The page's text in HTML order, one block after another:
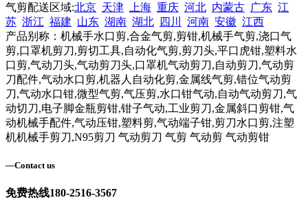
气剪配送区域:北京 天津 上海 重庆 河北 内蒙古 广东 江
苏 浙江 福建 山东 湖南 湖北 四川 河南 安徽 江西
产品别称：机械手水口剪,合金气剪,剪钳,机械手气剪,浇口气
剪,口罩机剪刀,剪切工具,自动化气剪,剪刀头,平口虎钳,塑料水
口剪,气动刀头,气动剪刀头,口罩机气动剪刀,自动剪刀,气动剪
刀配件,气动水口剪,机器人自动化剪,金属线气剪,错位气动剪
刀,气动水口钳,微型气剪,气压剪,水口钳气动,自动气动剪刀,气
动切刀,电子脚金瓶剪钳,钳子气动,工业剪刀,金属斜口剪钳,气
动机械手配件,气动压钳,塑料剪,气动端子钳,剪刀水口剪,注塑
机机械手剪刀,N95剪刀 气动剪刀 气剪 气动剪 气动剪钳
—Contact us
免费热线180-2516-3567